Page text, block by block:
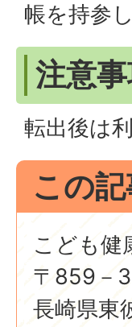
帳を持参
注意
転出後は
この
こども健
〒859－
長崎県東